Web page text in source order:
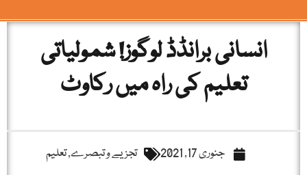
انسانی برانڈڈ لوگوز! شمولیاتی
تعلیم کی راہ میں رکاوٹ
جنوری 17, 2021 تجزیے و تبصرے,تعلیم